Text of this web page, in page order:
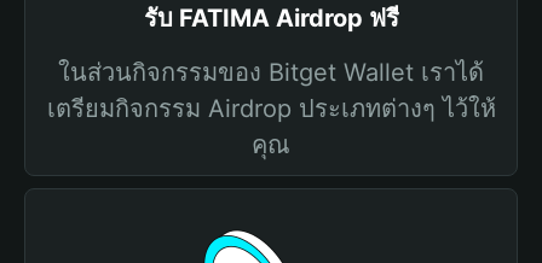
รับ FATIMA Airdrop ฟรี
ในส่วนกิจกรรมของ Bitget Wallet เราได้
เตรียมกิจกรรม Airdrop ประเภทต่างๆ ไว้ให้
คุณ